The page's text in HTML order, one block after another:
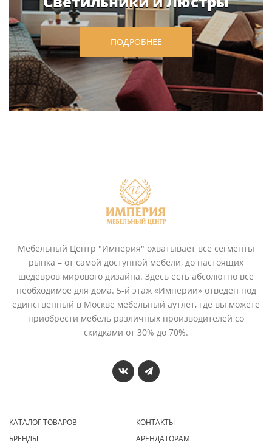
ПОДРОБНЕЕ
Мебельный Центр "Империя" охватывает все сегменты
рынка – от самой доступной мебели, до настоящих
шедевров мирового дизайна. Здесь есть абсолютно всё
необходимое для дома. 5-й этаж «Империи» отведён под
единственный в Москве мебельный аутлет, где вы можете
приобрести мебель различных производителей со
скидками от 30% до 70%.
КАТАЛОГ ТОВАРОВ
БРЕНДЫ
КОНТАКТЫ
АРЕНДАТОРАМ